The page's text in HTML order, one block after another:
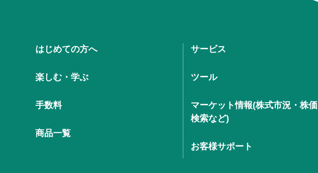
はじめての方へ
楽しむ・学ぶ
手数料
商品一覧
サービス
ツール
マーケット情報(株式市況・株価
検索など)
お客様サポート